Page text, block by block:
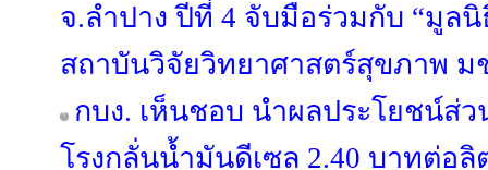
จ.ลำปาง ปีที่ 4 จับมือร่วมกับ “มูล
สถาบันวิจัยวิทยาศาสตร์สุขภาพ ม
กบง. เห็นชอบ นำผลประโยชน์ส่
โรงกลั่นน้ำมันดีเซล 2.40 บาทต่อลิ